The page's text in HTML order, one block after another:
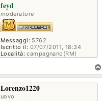
feyd
moderatore
Messaggi: 5762
Iscritto il: 07/07/2011, 18:34
Località: campagnano(RM)
Lorenzo1220
uovo